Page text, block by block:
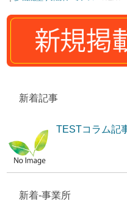
新着記事
TESTコラム記
新着-事業所